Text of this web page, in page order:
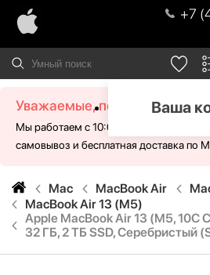
+7
Ваша
Уважаемые, посетители!
Мы работаем с 10:00 - 21:00 без
самовывоз и бесплатная доставка по
Mac MacBook Air
MacBook Air 13 (M5)
Apple MacBook Air 13 (M5, 10C
32 ГБ, 2 ТБ SSD, Cеребристый